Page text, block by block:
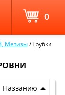
Метизы/Трубки
Названию
0